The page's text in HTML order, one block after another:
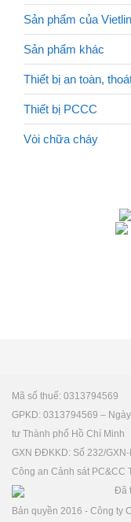
Sản phẩm của
Sản phẩm khác
Thiết bị an toàn,
Thiết bị PCCC
Vòi chữa cháy
Mã số thuế: 0313794569
GPKD: 0313794569 –
tư Thành phố Hồ Chí Minh
GXN ĐĐKKD: Số 232/
Công an Cảnh sát PC&CC
Bản quyền 2016 - Công ty